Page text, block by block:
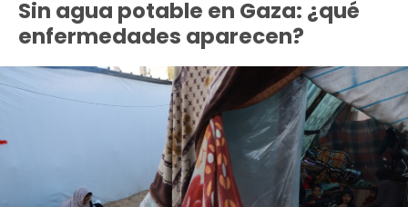
Sin agua potable en Gaza: ¿qué
enfermedades aparecen?